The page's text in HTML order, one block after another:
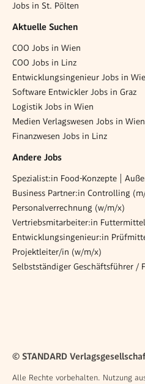
Jobs in St. Pölten
Aktuelle Suchen
COO Jobs in Wien
COO Jobs in Linz
Entwicklungsingenieur Jobs in
Software Entwickler Jobs in Graz
Logistik Jobs in Wien
Medien Verlagswesen Jobs in Wien
Finanzwesen Jobs in Linz
Andere Jobs
Spezialist:in Food-Konzepte |
Business Partner:in Controlling
Personalverrechnung (w/m/x)
Vertriebsmitarbeiter:in
Entwicklungsingenieur:in
Projektleiter/in (w/m/x)
Selbstständiger Geschäftsführer /
© STANDARD
Alle Rechte vorbehalten. Nutzung